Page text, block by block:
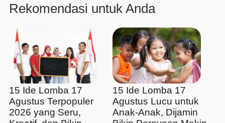
Rekomendasi untuk Anda
15 Ide Lomba 17
Agustus Terpopuler
2026 yang Seru,
15 Ide Lomba 17
Agustus Lucu untuk
Anak-Anak, Dijamin